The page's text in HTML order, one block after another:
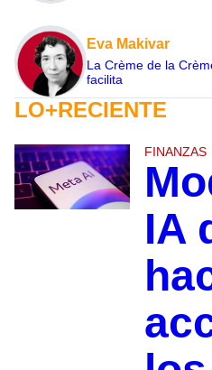
Eva Makivar
La Crème de la
facilita
LO+RECIENTE
FINANZAS
IA